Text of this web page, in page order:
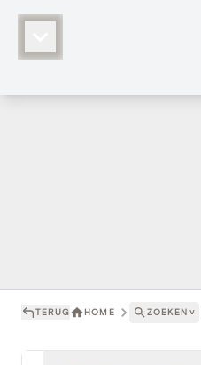
TERUG HOME ZOEKEN ˅